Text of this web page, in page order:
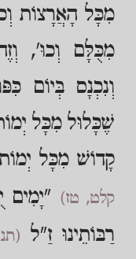
מִכָּל הָאֲרָצוֹת
מִכֻּלָּם וְכוּ',
וְנִכְנָס בְּיוֹם
שֶׁכָּלוּל מִכָּל
קָדוֹשׁ מִכָּל
קלט, טז) "יָמִים
רַבּוֹתֵינוּ זַ"ל